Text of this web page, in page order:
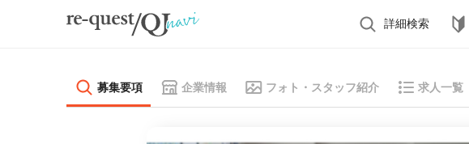
詳細検索
募集要項 企業情報 フォト・スタッフ紹介 求人一覧